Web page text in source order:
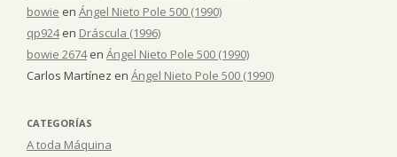
bowie en Ángel Nieto Pole 500 (1990)
qp924en Dráscula (1996)
bowie 2674en Ángel Nieto Pole 500 (1990)
Carlos Martínez en Ángel Nieto Pole 500 (1990)
CATEGORÍAS
A toda Máquina